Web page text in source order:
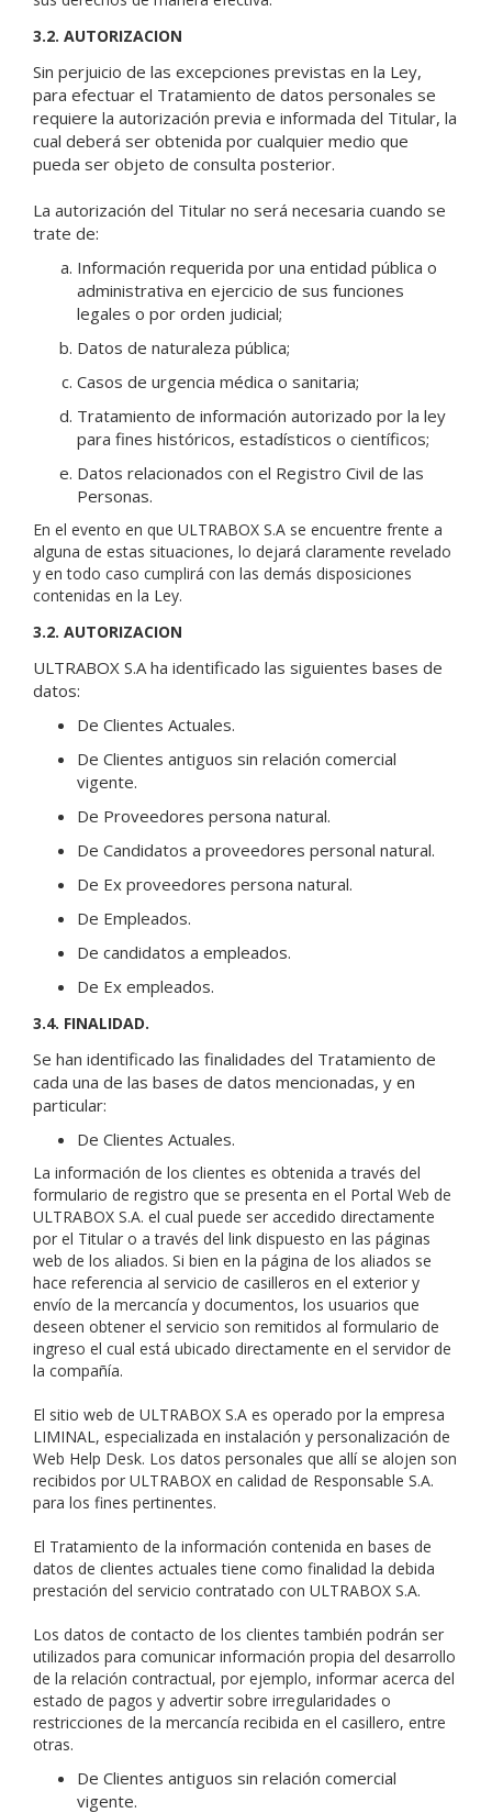
3.2. AUTORIZACION
Sin perjuicio de las excepciones previstas en la Ley,
para efectuar el Tratamiento de datos personales se
requiere la autorización previa e informada del Titular, la
cual deberá ser obtenida por cualquier medio que
pueda ser objeto de consulta posterior.
La autorización del Titular no será necesaria cuando se
trate de:
Información requerida por una entidad pública o
administrativa en ejercicio de sus funciones
legales o por orden judicial;
Datos de naturaleza pública;
Casos de urgencia médica o sanitaria;
Tratamiento de información autorizado por la ley
para fines históricos, estadísticos o científicos;
Datos relacionados con el Registro Civil de las
Personas.
En el evento en que ULTRABOX S.A se encuentre frente a
alguna de estas situaciones, lo dejará claramente revelado
y en todo caso cumplirá con las demás disposiciones
contenidas en la Ley.
3.2. AUTORIZACION
ULTRABOX S.A ha identificado las siguientes bases de
datos:
De Clientes Actuales.
De Clientes antiguos sin relación comercial
vigente.
De Proveedores persona natural.
De Candidatos a proveedores personal natural.
De Ex proveedores persona natural.
De Empleados.
De candidatos a empleados.
De Ex empleados.
3.4. FINALIDAD.
Se han identificado las finalidades del Tratamiento de
cada una de las bases de datos mencionadas, y en
particular:
De Clientes Actuales.
La información de los clientes es obtenida a través del
formulario de registro que se presenta en el Portal Web de
ULTRABOX S.A. el cual puede ser accedido directamente
por el Titular o a través del link dispuesto en las páginas
web de los aliados. Si bien en la página de los aliados se
hace referencia al servicio de casilleros en el exterior y
envío de la mercancía y documentos, los usuarios que
deseen obtener el servicio son remitidos al formulario de
ingreso el cual está ubicado directamente en el servidor de
la compañía.
El sitio web de ULTRABOX S.A es operado por la empresa
LIMINAL, especializada en instalación y personalización de
Web Help Desk. Los datos personales que allí se alojen son
recibidos por ULTRABOX en calidad de Responsable S.A.
para los fines pertinentes.
El Tratamiento de la información contenida en bases de
datos de clientes actuales tiene como finalidad la debida
prestación del servicio contratado con ULTRABOX S.A.
Los datos de contacto de los clientes también podrán ser
utilizados para comunicar información propia del desarrollo
de la relación contractual, por ejemplo, informar acerca del
estado de pagos y advertir sobre irregularidades o
restricciones de la mercancía recibida en el casillero, entre
otras.
De Clientes antiguos sin relación comercial
vigente.